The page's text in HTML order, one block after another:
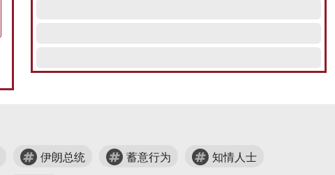
伊朗总统 蓄意行为 知情人士